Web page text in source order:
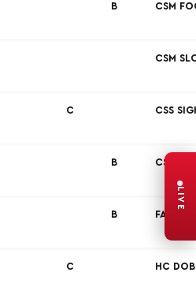
B CSM
CSM
C CSS
B CSU
B FARUL
C HC
LIVE